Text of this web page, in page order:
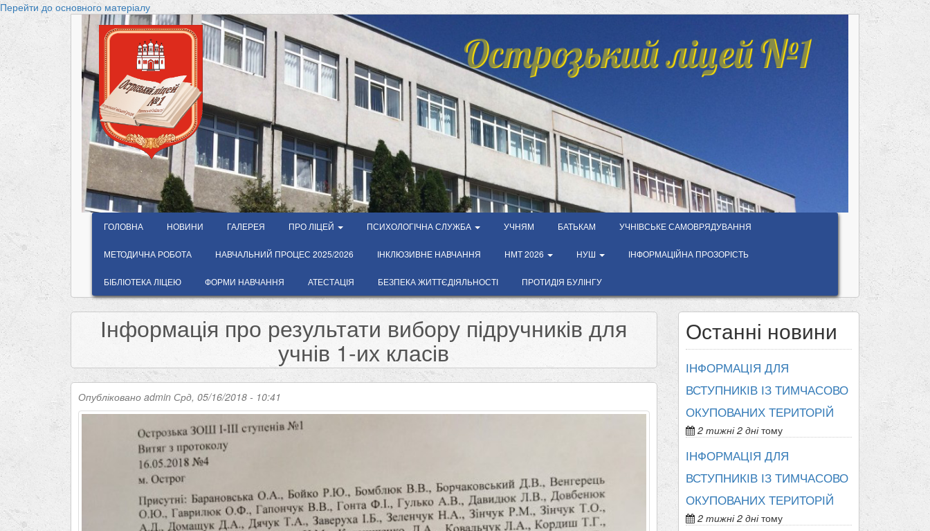
Перейти до основного матеріалу
Острозький ліцей №1
ГОЛОВНА НОВИНИ ГАЛЕРЕЯ ПРО ЛІЦЕЙ ПСИХОЛОГІЧНА СЛУЖБА УЧНЯМ БАТЬКАМ УЧНІВСЬКЕ САМОВРЯДУВАННЯ
МЕТОДИЧНА РОБОТА НАВЧАЛЬНИЙ ПРОЦЕС 2025/2026 ІНКЛЮЗИВНЕ НАВЧАННЯ НМТ 2026 НУШ ІНФОРМАЦІЙНА ПРОЗОРІСТЬ
БІБЛІОТЕКА ЛІЦЕЮ ФОРМИ НАВЧАННЯ АТЕСТАЦІЯ БЕЗПЕКА ЖИТТЄДІЯЛЬНОСТІ ПРОТИДІЯ БУЛІНГУ
Інформація про результати вибору підручників для
учнів 1-их класів
Опубліковано admin Срд, 05/16/2018 - 10:41
Останні новини
ІНФОРМАЦІЯ ДЛЯ
ВСТУПНИКІВ ІЗ ТИМЧАСОВО
ОКУПОВАНИХ ТЕРИТОРІЙ
2 тижні 2 днітому
ІНФОРМАЦІЯ ДЛЯ
ВСТУПНИКІВ ІЗ ТИМЧАСОВО
ОКУПОВАНИХ ТЕРИТОРІЙ
2 тижні 2 днітому